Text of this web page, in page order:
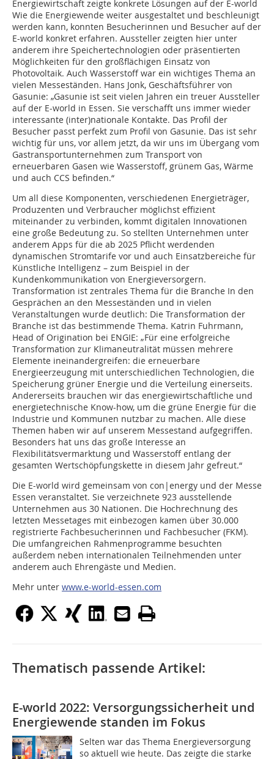
Energiewirtschaft zeigte konkrete Lösungen auf der E-world
Wie die Energiewende weiter ausgestaltet und beschleunigt
werden kann, konnten Besucherinnen und Besucher auf der
E-world konkret erfahren. Aussteller zeigten hier unter
anderem ihre Speichertechnologien oder präsentierten
Möglichkeiten für den großflächigen Einsatz von
Photovoltaik. Auch Wasserstoff war ein wichtiges Thema an
vielen Messeständen. Hans Jonk, Geschäftsführer von
Gasunie: „Gasunie ist seit vielen Jahren ein treuer Aussteller
auf der E-world in Essen. Sie verschafft uns immer wieder
interessante (inter)nationale Kontakte. Das Profil der
Besucher passt perfekt zum Profil von Gasunie. Das ist sehr
wichtig für uns, vor allem jetzt, da wir uns im Übergang vom
Gastransportunternehmen zum Transport von
erneuerbaren Gasen wie Wasserstoff, grünem Gas, Wärme
und auch CCS befinden.“
Um all diese Komponenten, verschiedenen Energieträger,
Produzenten und Verbraucher möglichst effizient
miteinander zu verbinden, kommt digitalen Innovationen
eine große Bedeutung zu. So stellten Unternehmen unter
anderem Apps für die ab 2025 Pflicht werdenden
dynamischen Stromtarife vor und auch Einsatzbereiche für
Künstliche Intelligenz – zum Beispiel in der
Kundenkommunikation von Energieversorgern.
Transformation ist zentrales Thema für die Branche In den
Gesprächen an den Messeständen und in vielen
Veranstaltungen wurde deutlich: Die Transformation der
Branche ist das bestimmende Thema. Katrin Fuhrmann,
Head of Origination bei ENGIE: „Für eine erfolgreiche
Transformation zur Klimaneutralität müssen mehrere
Elemente ineinandergreifen: die erneuerbare
Energieerzeugung mit unterschiedlichen Technologien, die
Speicherung grüner Energie und die Verteilung einerseits.
Andererseits brauchen wir das energiewirtschaftliche und
energietechnische Know-how, um die grüne Energie für die
Industrie und Kommunen nutzbar zu machen. Alle diese
Themen haben wir auf unserem Messestand aufgegriffen.
Besonders hat uns das große Interesse an
Flexibilitätsvermarktung und Wasserstoff entlang der
gesamten Wertschöpfungskette in diesem Jahr gefreut.“
Die E-world wird gemeinsam von con|energy und der Messe
Essen veranstaltet. Sie verzeichnete 923 ausstellende
Unternehmen aus 30 Nationen. Die Hochrechnung des
letzten Messetages mit einbezogen kamen über 30.000
registrierte Fachbesucherinnen und Fachbesucher (FKM).
Die umfangreichen Rahmenprogramme besuchten
außerdem neben internationalen Teilnehmenden unter
anderem auch Ehrengäste und Medien.
Mehr unter www.e-world-essen.com
Thematisch passende Artikel:
E-world 2022: Versorgungssicherheit und
Energiewende standen im Fokus
Selten war das Thema Energieversorgung
so aktuell wie heute. Das zeigte die starke